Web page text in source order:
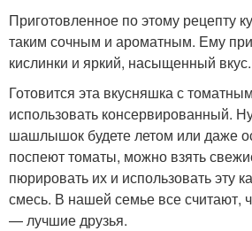
Приготовленное по этому рецепту
таким сочным и ароматным. Ему
кислинки и яркий, насыщенный вкус.
Готовится эта вкусняшка с
использовать консервированный.
шашлышок будете летом или даже
поспеют томаты, можно взять
пюрировать их и использовать эту
смесь. В нашей семье все считают,
— лучшие друзья.